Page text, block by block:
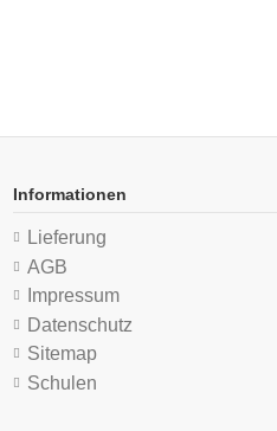
Informationen
Lieferung
AGB
Impressum
Datenschutz
Sitemap
Schulen